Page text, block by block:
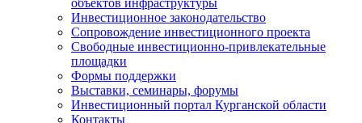
объектов инфраструктуры
Инвестиционное законодательство
Сопровождение инвестиционного проекта
Свободные инвестиционно-привлекательные
площадки
Формы поддержки
Выставки, семинары, форумы
Инвестиционный портал Курганской области
Контакты